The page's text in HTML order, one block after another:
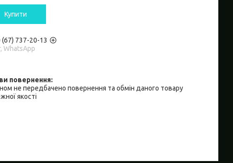
Купити
(67) 737-20-13
WhatsApp
не передбачено повернення та обмін даного товару
якості